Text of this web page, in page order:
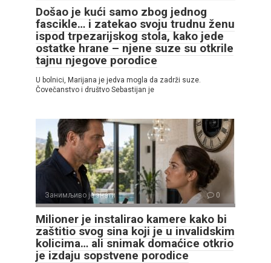
Došao je kući samo zbog jednog
fascikle… i zatekao svoju trudnu ženu
ispod trpezarijskog stola, kako jede
ostatke hrane – njene suze su otkrile
tajnu njegove porodice
U bolnici, Marijana je jedva mogla da zadrži suze.
Čovečanstvo i društvo Sebastijan je
Занимљиво је знати 0
Milioner je instalirao kamere kako bi
zaštitio svog sina koji je u invalidskim
kolicima… ali snimak domaćice otkrio
je izdaju sopstvene porodice